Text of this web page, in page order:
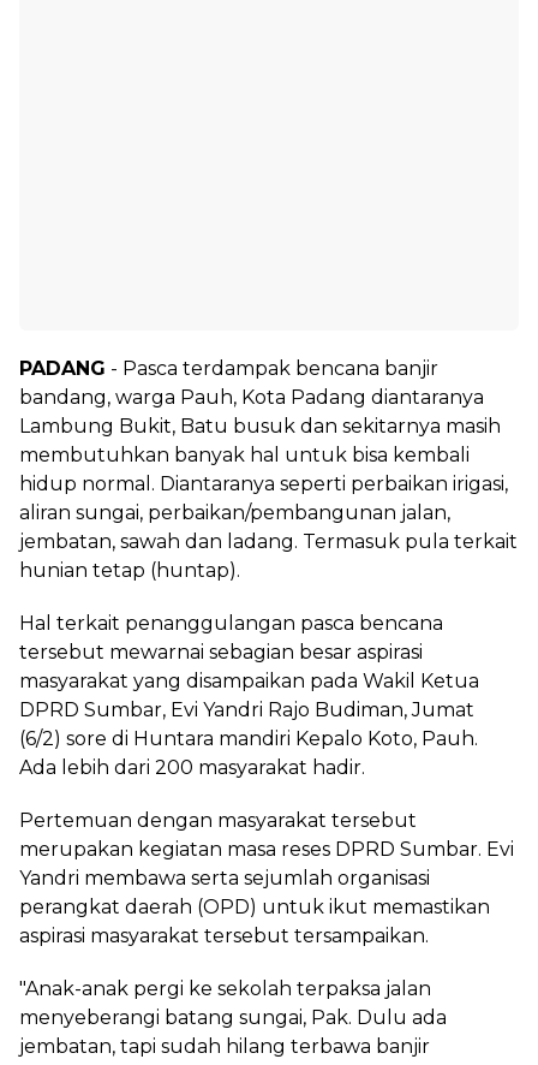
PADANG - Pasca terdampak bencana banjir
bandang, warga Pauh, Kota Padang diantaranya
Lambung Bukit, Batu busuk dan sekitarnya masih
membutuhkan banyak hal untuk bisa kembali
hidup normal. Diantaranya seperti perbaikan irigasi,
aliran sungai, perbaikan/pembangunan jalan,
jembatan, sawah dan ladang. Termasuk pula terkait
hunian tetap (huntap).
Hal terkait penanggulangan pasca bencana
tersebut mewarnai sebagian besar aspirasi
masyarakat yang disampaikan pada Wakil Ketua
DPRD Sumbar, Evi Yandri Rajo Budiman, Jumat
(6/2) sore di Huntara mandiri Kepalo Koto, Pauh.
Ada lebih dari 200 masyarakat hadir.
Pertemuan dengan masyarakat tersebut
merupakan kegiatan masa reses DPRD Sumbar. Evi
Yandri membawa serta sejumlah organisasi
perangkat daerah (OPD) untuk ikut memastikan
aspirasi masyarakat tersebut tersampaikan.
"Anak-anak pergi ke sekolah terpaksa jalan
menyeberangi batang sungai, Pak. Dulu ada
jembatan, tapi sudah hilang terbawa banjir